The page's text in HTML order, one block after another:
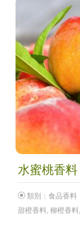
水蜜桃香
類別： 食品香料
甜橙香料, 柳橙香料,